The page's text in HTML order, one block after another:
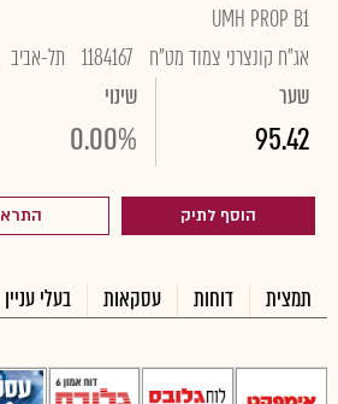
UMH PROP B1
אג"ח קונצרני צמוד מט"ח 1184167 תל-אביב
שער
95.42
שינוי
0.00%
הוסף לתיק
תמצית דוחות עסקאות בעלי עניין